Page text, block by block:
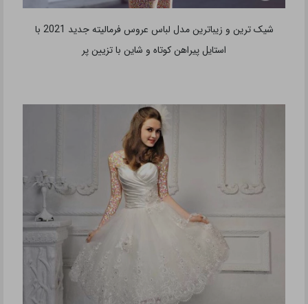
شیک ترین و زیباترین مدل لباس عروس فرمالیته جدید 2021 با
استایل پیراهن کوتاه و شاین با تزیین پر